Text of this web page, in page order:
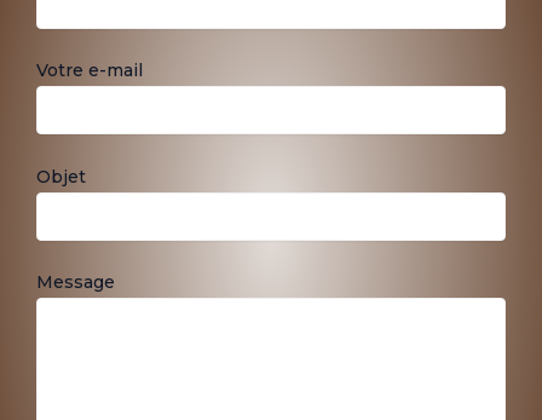
Votre e-mail
Objet
Message